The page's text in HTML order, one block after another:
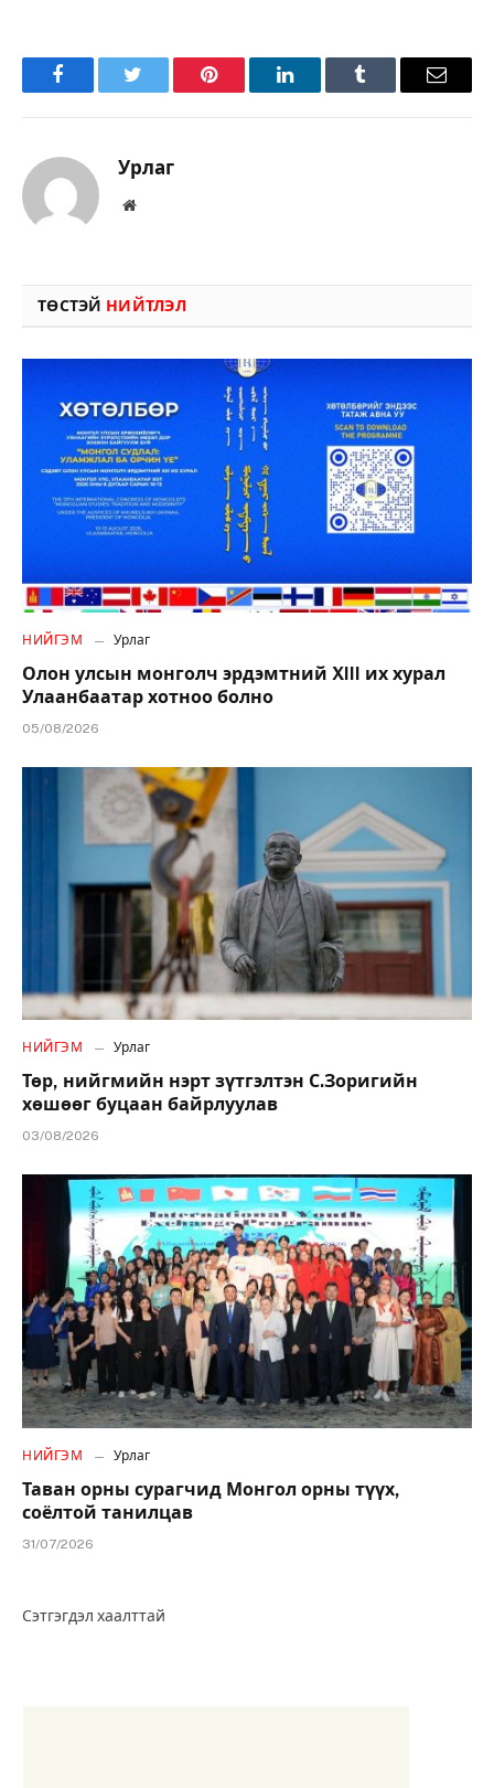
FacebookTwitter Pinterest LinkedInTumblr Имэйл
Урлаг
Вэбсайт
ТӨСТЭЙ НИЙТЛЭЛ
НИЙГЭМ Урлаг
Олон улсын монголч эрдэмтний XIII их хурал
Улаанбаатар хотноо болно
05/08/2026
НИЙГЭМ Урлаг
Төр, нийгмийн нэрт зүтгэлтэн С.Зоригийн
хөшөөг буцаан байрлуулав
03/08/2026
НИЙГЭМ Урлаг
Таван орны сурагчид Монгол орны түүх,
соёлтой танилцав
31/07/2026
Сэтгэгдэл хаалттай